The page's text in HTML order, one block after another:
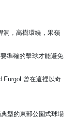
洞，高樹環繞，果嶺
準確的擊球才能避免
Furgol 曾在這裡以奇
型的東部公園式球場